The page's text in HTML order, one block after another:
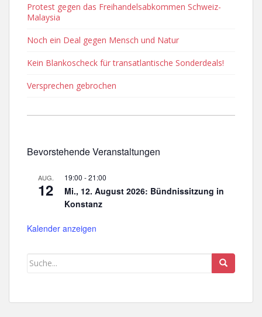
Protest gegen das Freihandelsabkommen Schweiz-
Malaysia
Noch ein Deal gegen Mensch und Natur
Kein Blankoscheck für transatlantische Sonderdeals!
Versprechen gebrochen
Bevorstehende Veranstaltungen
AUG.
12
19:00 -21:00
Mi., 12. August 2026: Bündnissitzung in
Konstanz
Kalender anzeigen